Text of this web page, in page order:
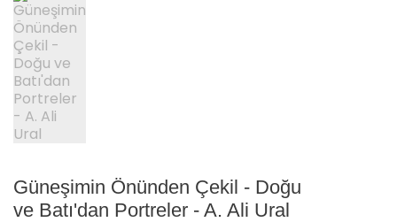
Güneşimin Önünden Çekil - Doğu
ve Batı'dan Portreler - A. Ali Ural